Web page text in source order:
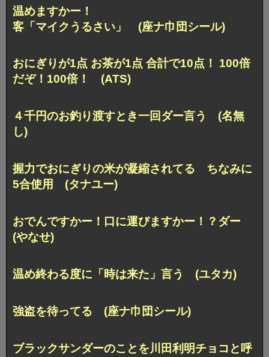
温めますかー！
客「マイクうるさい」 (座ナ巾団シール)
おにぎりが1点 お茶が1点 合計で10点！ 100倍
だぞ！100倍！ (ATS)
４千円のお釣り渡すとき一回ダー言う (名無
し)
握力でおにぎりの米が凝縮されてる ちなみに
5合使用 (タナユー)
おでんですかー！口に運びますかー！？ダー
(やなせ)
温め終わる度に「時は来た」言う (ユタカ)
強盗を待ってる (座ナ巾団シール)
ブラックサンダーのことを川田利明チョコと呼